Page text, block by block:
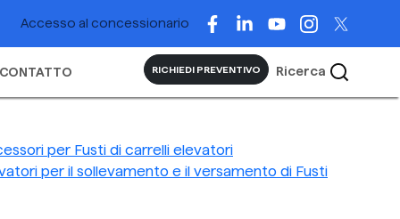
Accesso al concessionario
RICHIEDI PREVENTIVO Ricerca
per Fusti di carrelli elevatori
per il sollevamento e il versamento di Fusti